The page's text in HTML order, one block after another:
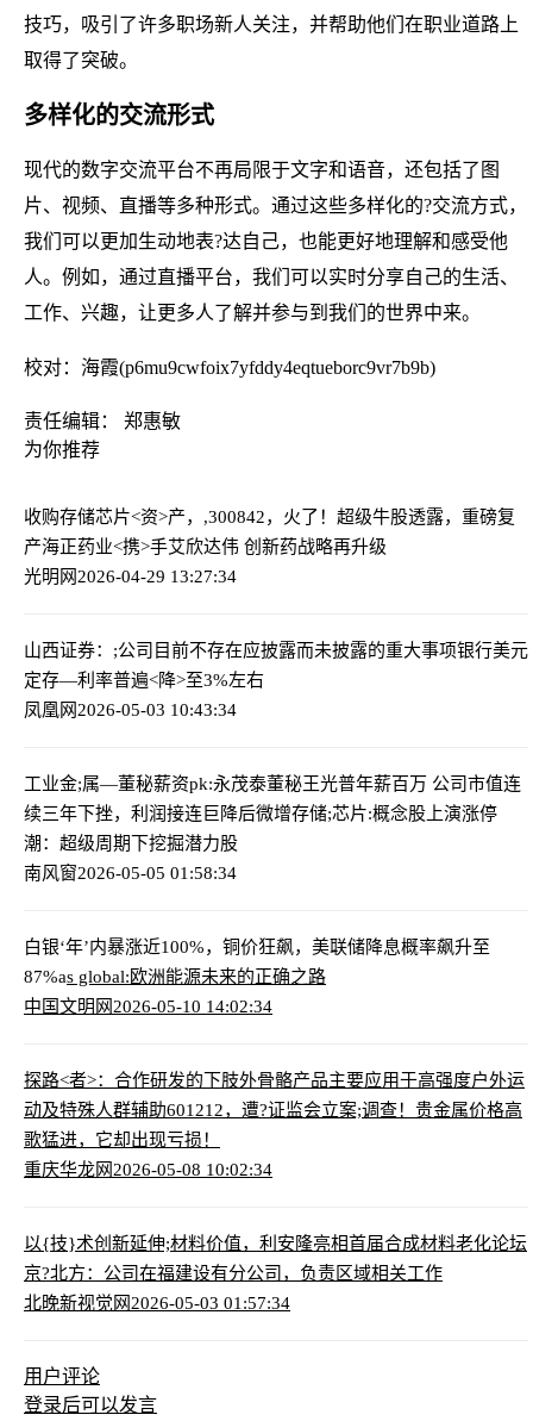
技巧，吸引了许多职场新人关注，并帮助他们在职业道路上
取得了突破。
多样化的交流形式
现代的数字交流平台不再局限于文字和语音，还包括了图
片、视频、直播等多种形式。通过这些多样化的?交流方式，
我们可以更加生动地表?达自己，也能更好地理解和感受他
人。例如，通过直播平台，我们可以实时分享自己的生活、
工作、兴趣，让更多人了解并参与到我们的世界中来。
校对：海霞(p6mu9cwfoix7yfddy4eqtueborc9vr7b9b)
责任编辑： 郑惠敏
为你推荐
收购存储芯片<资>产，,300842，火了！超级牛股透露，重磅复
产海正药业<携>手艾欣达伟 创新药战略再升级
光明网2026-04-29 13:27:34
山西证券：;公司目前不存在应披露而未披露的重大事项银行美元
定存—利率普遍<降>至3%左右
凤凰网2026-05-03 10:43:34
工业金;属—董秘薪资pk:永茂泰董秘王光普年薪百万 公司市值连
续三年下挫，利润接连巨降后微增存储;芯片:概念股上演涨停
潮：超级周期下挖掘潜力股
南风窗2026-05-05 01:58:34
白银‘年’内暴涨近100%，铜价狂飙，美联储降息概率飙升至
87%as global:欧洲能源未来的正确之路
中国文明网2026-05-10 14:02:34
探路<者>：合作研发的下肢外骨骼产品主要应用于高强度户外运
动及特殊人群辅助601212，遭?证监会立案;调查！贵金属价格高
歌猛进，它却出现亏损！
重庆华龙网2026-05-08 10:02:34
以{技}术创新延伸;材料价值，利安隆亮相首届合成材料老化论坛
京?北方：公司在福建设有分公司，负责区域相关工作
北晚新视觉网2026-05-03 01:57:34
用户评论
登录后可以发言